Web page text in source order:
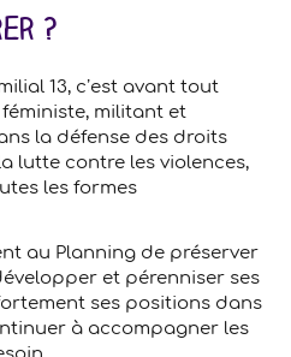
?
13, c’est avant tout
militant et
la défense des droits
lutte contre les violences,
les formes
au Planning de préserver
et pérenniser ses
ses positions dans
à accompagner les